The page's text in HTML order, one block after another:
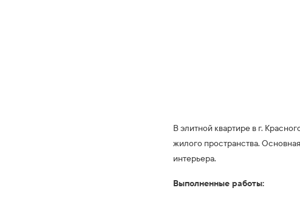
В элитной квартире в г.
жилого пространства.
интерьера.
Выполненные работы: